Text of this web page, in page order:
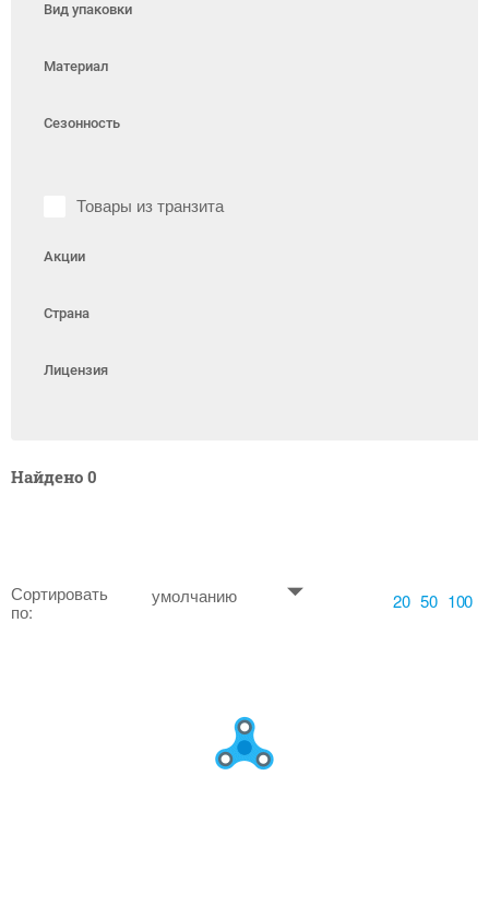
Вид упаковки
Материал
Сезонность
Товары из транзита
Акции
Страна
Лицензия
Найдено 0
Сортировать
по:
умолчанию 20 50 100